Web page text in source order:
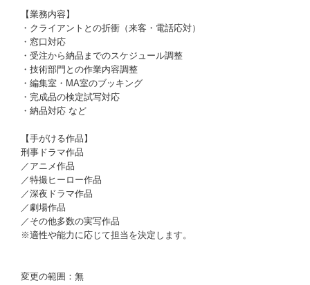
【業務内容】
・クライアントとの折衝（来客・電話応対）
・窓口対応
・受注から納品までのスケジュール調整
・技術部門との作業内容調整
・編集室・MA室のブッキング
・完成品の検定試写対応
・納品対応 など
【手がける作品】
刑事ドラマ作品
／アニメ作品
／特撮ヒーロー作品
／深夜ドラマ作品
／劇場作品
／その他多数の実写作品
※適性や能力に応じて担当を決定します。
変更の範囲：無